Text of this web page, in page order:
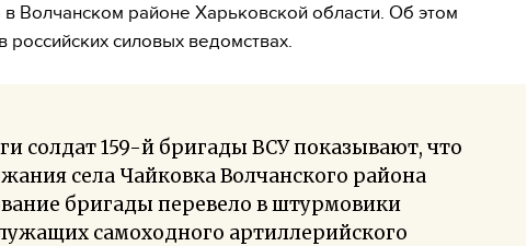
Волчанском районе Харьковской области. Об этом
в российских силовых ведомствах.
солдат 159-й бригады ВСУ показывают, что
села Чайковка Волчанского района
бригады перевело в штурмовики
самоходного артиллерийского